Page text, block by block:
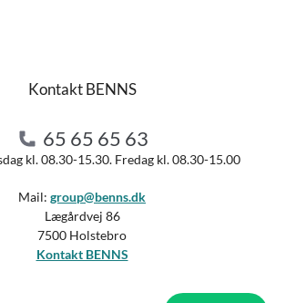
Kontakt BENNS
65 65 65 63
kl. 08.30-15.30. Fredag kl. 08.30-15.00
Mail: group@benns.dk
Lægårdvej 86
7500 Holstebro
Kontakt BENNS